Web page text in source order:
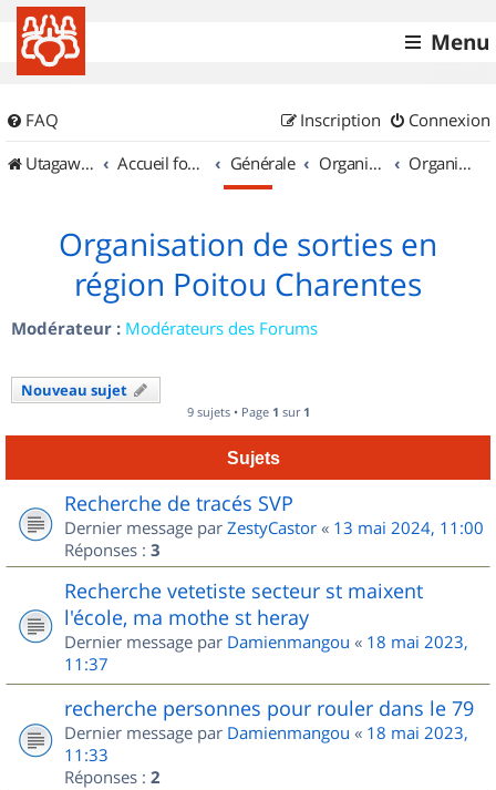
Menu
FAQ Connexion
Inscription
UtagawaVTT (Randos VTT et VTTAE avec traces GPS)
Accueil forum Générale Organisation de sorties & Recherche de partenaires Organisation de sorties en région Poitou Charentes
Organisation de sorties en
région Poitou Charentes
Modérateur : Modérateurs des Forums
Nouveau sujet
9 sujets • Page 1 sur 1
Sujets
Recherche de tracés SVP
Dernier message par ZestyCastor « 13 mai 2024, 11:00
Réponses : 3
Recherche vetetiste secteur st maixent
l'école, ma mothe st heray
Dernier message par Damienmangou « 18 mai 2023,
11:37
recherche personnes pour rouler dans le 79
Dernier message par Damienmangou « 18 mai 2023,
11:33
Réponses : 2